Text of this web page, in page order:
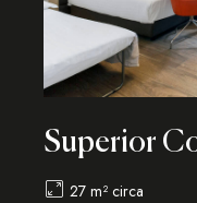
Superior
27 m² circa